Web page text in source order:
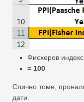
Фисхеров
= 100
Слично томе,
дати.